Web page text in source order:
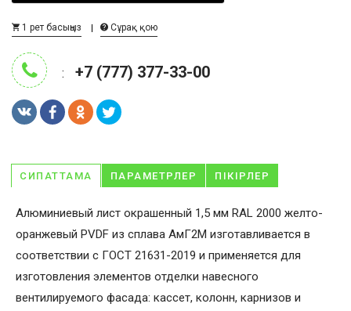
1 рет басыңыз Сұрақ қою
: +7 (777) 377-33-00
СИПАТТАМА ПАРАМЕТРЛЕР ПІКІРЛЕР
Алюминиевый лист окрашенный 1,5 мм RAL 2000 желто-
оранжевый PVDF из сплава АмГ2М изготавливается в
соответствии с ГОСТ 21631-2019 и применяется для
изготовления элементов отделки навесного
вентилируемого фасада: кассет, колонн, карнизов и